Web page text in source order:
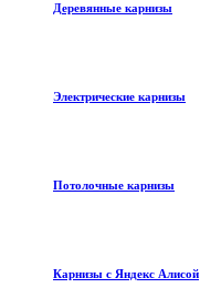
Деревянные карнизы
Электрические карнизы
Потолочные карнизы
Карнизы с Яндекс Алисой